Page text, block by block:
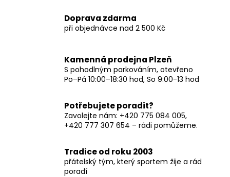
Doprava zdarma
při objednávce nad 2 500 Kč
Kamenná prodejna Plzeň
S pohodlným parkováním, otevřeno
Po–Pá 10:00–18:30 hod, So 9:00-13 hod
Potřebujete poradit?
Zavolejte nám: +420 775 084 005,
+420 777 307 654 – rádi pomůžeme.
Tradice od roku 2003
přátelský tým, který sportem žije a rád
poradí